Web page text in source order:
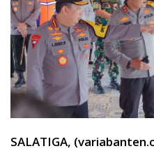
SALATIGA,